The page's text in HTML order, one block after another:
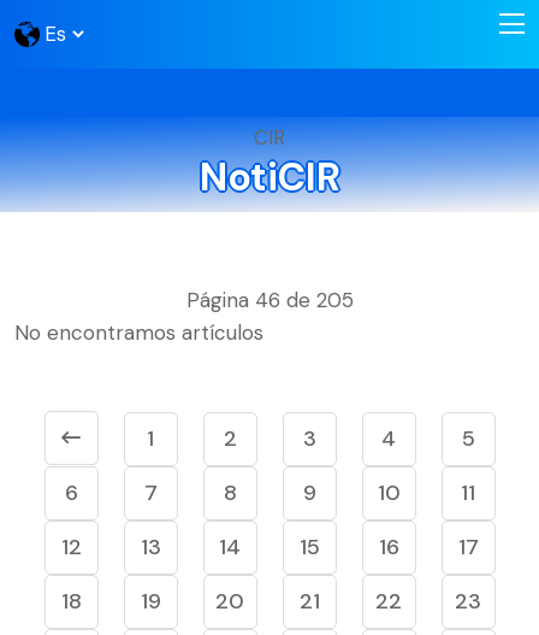
CIR
NotiCIR
Página 46 de 205
No encontramos artículos
1 2 3 4
5
6
7 8 9 10
11
12
13 14 15 16
17
18
19 20 21 22
23